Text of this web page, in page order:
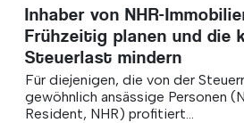
Inhaber von NHR-
Frühzeitig planen und die
Steuerlast mindern
Für diejenigen, die von der
gewöhnlich ansässige Personen
Resident, NHR) profitiert...